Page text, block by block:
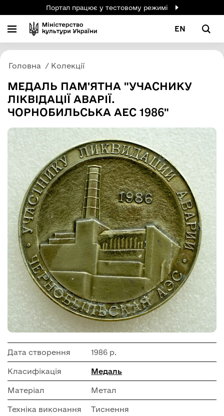
Портал працює у тестовому режимі
EN
Головна Колекції
МЕДАЛЬ ПАМ'ЯТНА "УЧАСНИКУ
ЛІКВІДАЦІЇ АВАРІЇ.
ЧОРНОБИЛЬСЬКА АЕС 1986"
Дата створення 1986 р.
Класифікація Медаль
Матеріал Метал
Техніка виконання Тиснення